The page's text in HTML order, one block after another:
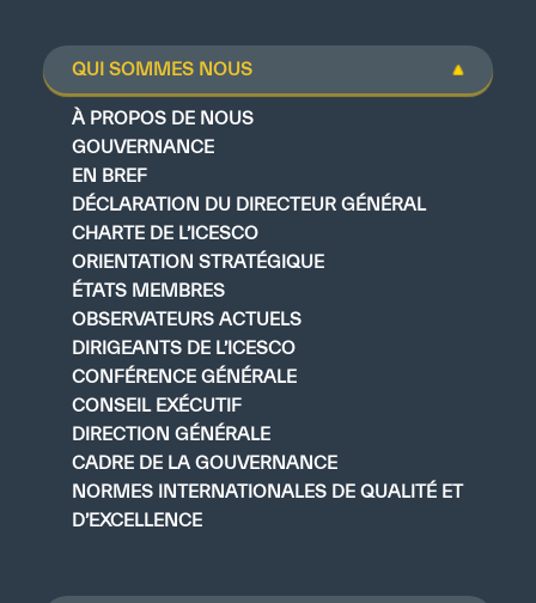
QUI SOMMES NOUS
À PROPOS DE NOUS
GOUVERNANCE
EN BREF
DÉCLARATION DU DIRECTEUR GÉNÉRAL
CHARTE DE L’ICESCO
ORIENTATION STRATÉGIQUE
ÉTATS MEMBRES
OBSERVATEURS ACTUELS
DIRIGEANTS DE L’ICESCO
CONFÉRENCE GÉNÉRALE
CONSEIL EXÉCUTIF
DIRECTION GÉNÉRALE
CADRE DE LA GOUVERNANCE
NORMES INTERNATIONALES DE QUALITÉ ET
D’EXCELLENCE